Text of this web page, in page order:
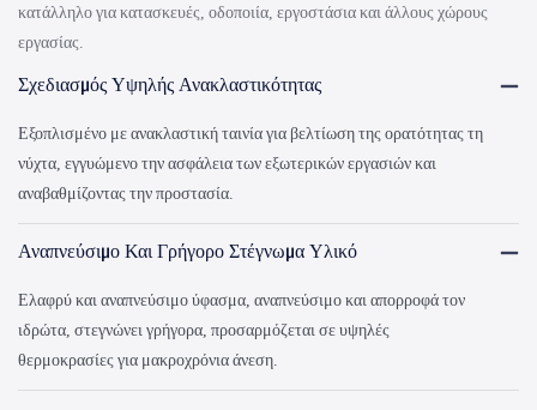
κατάλληλο για κατασκευές, οδοποιία, εργοστάσια και άλλους χώρους
εργασίας.
Σχεδιασμός Υψηλής Ανακλαστικότητας
Εξοπλισμένο με ανακλαστική ταινία για βελτίωση της ορατότητας τη
νύχτα, εγγυώμενο την ασφάλεια των εξωτερικών εργασιών και
αναβαθμίζοντας την προστασία.
Αναπνεύσιμο Και Γρήγορο Στέγνωμα Υλικό
Ελαφρύ και αναπνεύσιμο ύφασμα, αναπνεύσιμο και απορροφά τον
ιδρώτα, στεγνώνει γρήγορα, προσαρμόζεται σε υψηλές
θερμοκρασίες για μακροχρόνια άνεση.